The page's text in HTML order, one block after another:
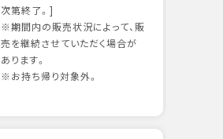
次第終了。]
※期間内の販売状況によって、販
売を継続させていただく場合が
あります。
※お持ち帰り対象外。